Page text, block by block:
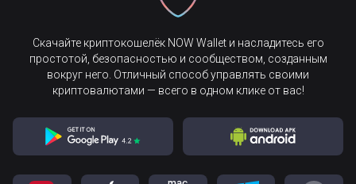
Скачайте криптокошелёк NOW Wallet и насладитесь его
простотой, безопасностью и сообществом, созданным
вокруг него. Отличный способ управлять своими
криптовалютами — всего в одном клике от вас!